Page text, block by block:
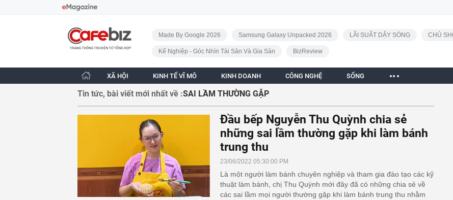
CafeBiz - Trang chủ
Made By Google 2026
Samsung Galaxy Unpacked 2026 LÃI SUẤT DẬY SÓNG CHỦ
Kế Nghiệp - Góc Nhìn Tài Sản Và Gia Sản BizReview
XÃ HỘI KINH TẾ VĨ MÔ KINH DOANH CÔNG NGHỆ SỐNG
Tin tức, bài viết mới nhất về :SAI LẦM THƯỜNG GẶP
Đầu bếp Nguyễn Thu Quỳnh chia sẻ
những sai lầm thường gặp khi làm bánh
trung thu
23/06/2022 05:30:00 PM
Là một người làm bánh chuyên nghiệp và tham gia đào tạo các kỹ
thuật làm bánh, chị Thu Quỳnh mới đây đã có những chia sẻ về
các sai lầm mọi người thường gặp khi làm bánh trung thu nhằm